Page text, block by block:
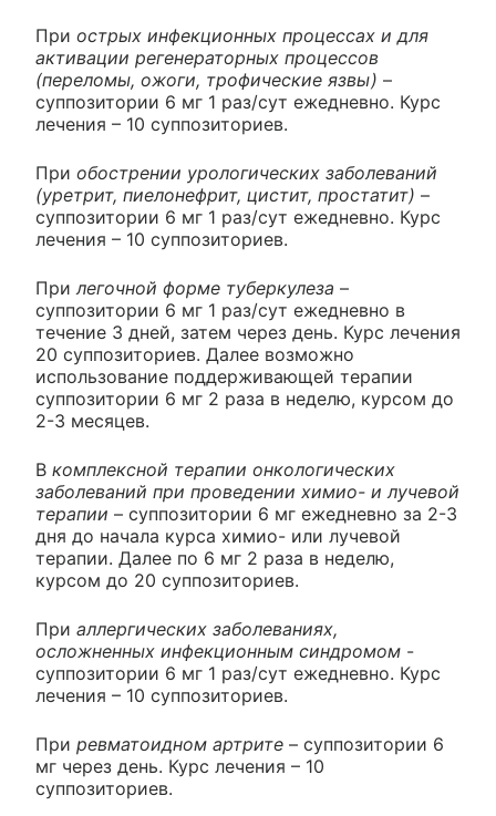
При острых инфекционных процессах и для
активации регенераторных процессов
(переломы, ожоги, трофические язвы) –
суппозитории 6 мг 1 раз/сут ежедневно. Курс
лечения – 10 суппозиториев.
При обострении урологических заболеваний
(уретрит, пиелонефрит, цистит, простатит) –
суппозитории 6 мг 1 раз/сут ежедневно. Курс
лечения – 10 суппозиториев.
Прилегочной форме туберкулеза –
суппозитории 6 мг 1 раз/сут ежедневно в
течение 3 дней, затем через день. Курс лечения
20 суппозиториев. Далее возможно
использование поддерживающей терапии
суппозитории 6 мг 2 раза в неделю, курсом до
2-3 месяцев.
В комплексной терапии онкологических
заболеваний при проведении химио- и лучевой
терапии – суппозитории 6 мг ежедневно за 2-3
дня до начала курса химио- или лучевой
терапии. Далее по 6 мг 2 раза в неделю,
курсом до 20 суппозиториев.
При аллергических заболеваниях,
осложненных инфекционным синдромом -
суппозитории 6 мг 1 раз/сут ежедневно. Курс
лечения – 10 суппозиториев.
При ревматоидном артрите – суппозитории 6
мг через день. Курс лечения – 10
суппозиториев.